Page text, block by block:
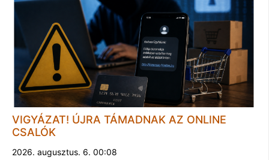
VIGYÁZAT! ÚJRA TÁMADNAK AZ ONLINE
CSALÓK
2026. augusztus. 6. 00:08